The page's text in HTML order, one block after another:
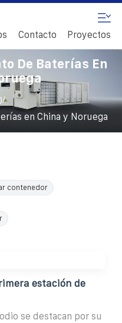
Contacto Proyectos
De Baterías En
/
en China y Noruega
contenedor
estación de
se destacan por su